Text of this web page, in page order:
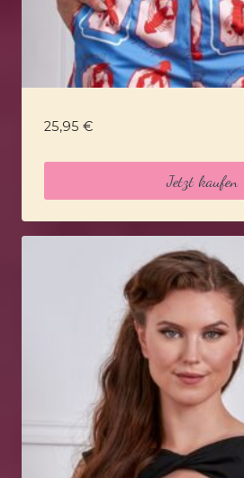
25,95 €
Jetzt kaufen